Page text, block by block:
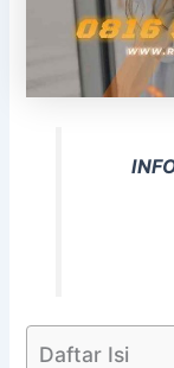
Daftar Isi